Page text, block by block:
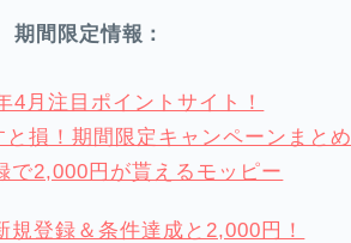
期間限定情報：
4月注目ポイントサイト！
損！期間限定キャンペーンまとめ
で2,000円が貰えるモッピー
規登録＆条件達成と2,000円！